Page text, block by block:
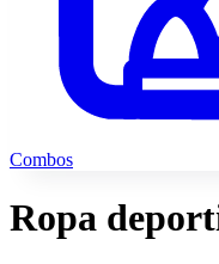
Combos
Ropa